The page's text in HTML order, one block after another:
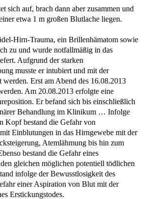
sich auf, brach dann aber zusammen und
etwa 1 m großen Blutlache liegen.
Hirn-Trauma, ein Brillenhämatom sowie
zu und wurde notfallmäßig in das
Aufgrund der starken
musste er intubiert und mit der
werden. Erst am Abend des 16.08.2013
Am 20.08.2013 erfolgte eine
Er befand sich bis einschließlich
Behandlung im Klinikum … Infolge
Kopf bestand die Gefahr von
Einblutungen in das Hirngewebe mit der
Atemlähmung bis hin zum
bestand die Gefahr eines
gleichen möglichen potentiell tödlichen
infolge der Bewusstlosigkeit des
einer Aspiration von Blut mit der
Erstickungstodes.